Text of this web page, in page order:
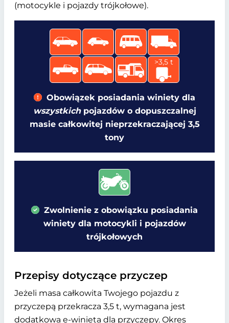
(motocykle i pojazdy trójkołowe).
>3,5 t
Obowiązek posiadania winiety dla
wszystkichpojazdów o dopuszczalnej
masie całkowitej nieprzekraczającej 3,5
tony
Zwolnienie z obowiązku posiadania
winiety dla motocykli i pojazdów
trójkołowych
Przepisy dotyczące przyczep
Jeżeli masa całkowita Twojego pojazdu z
przyczepą przekracza 3,5 t, wymagana jest
dodatkowa e-winieta dla przyczepy. Okres